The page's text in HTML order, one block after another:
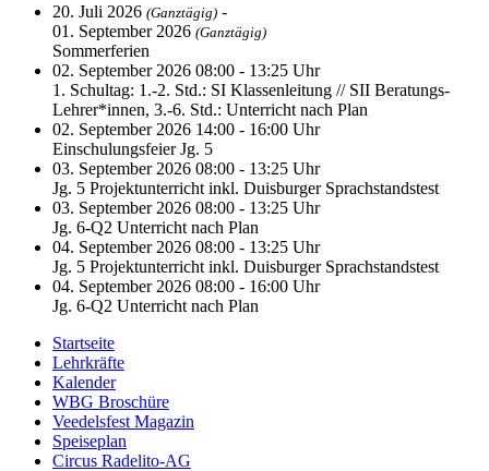
20. Juli 2026 (Ganztägig) -
01. September 2026 (Ganztägig)
Sommerferien
02. September 2026 08:00 - 13:25 Uhr
1. Schultag: 1.-2. Std.: SI Klassenleitung // SII Beratungs-
Lehrer*innen, 3.-6. Std.: Unterricht nach Plan
02. September 2026 14:00 - 16:00 Uhr
Einschulungsfeier Jg. 5
03. September 2026 08:00 - 13:25 Uhr
Jg. 5 Projektunterricht inkl. Duisburger Sprachstandstest
03. September 2026 08:00 - 13:25 Uhr
Jg. 6-Q2 Unterricht nach Plan
04. September 2026 08:00 - 13:25 Uhr
Jg. 5 Projektunterricht inkl. Duisburger Sprachstandstest
04. September 2026 08:00 - 16:00 Uhr
Jg. 6-Q2 Unterricht nach Plan
Startseite
Lehrkräfte
Kalender
WBG Broschüre
Veedelsfest Magazin
Speiseplan
Circus Radelito-AG